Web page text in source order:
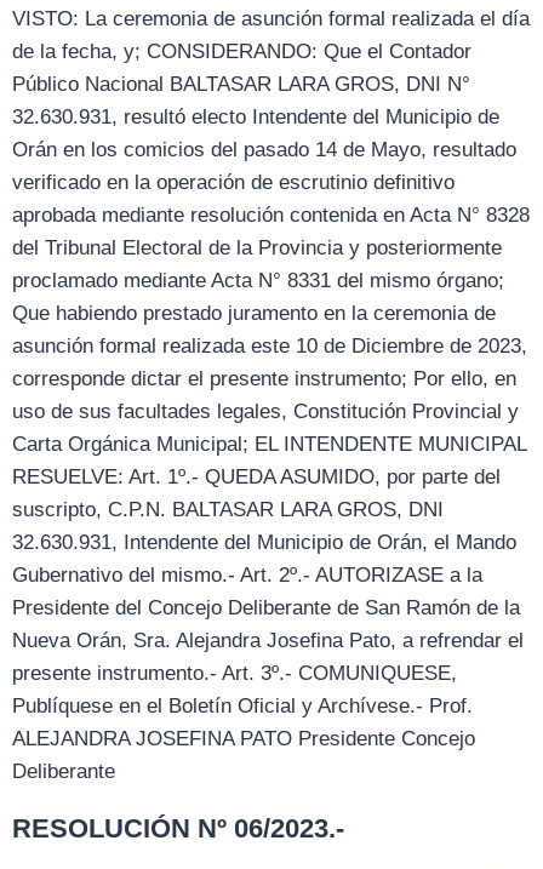
VISTO: La ceremonia de asunción formal realizada el día
de la fecha, y; CONSIDERANDO: Que el Contador
Público Nacional BALTASAR LARA GROS, DNI N°
32.630.931, resultó electo Intendente del Municipio de
Orán en los comicios del pasado 14 de Mayo, resultado
verificado en la operación de escrutinio definitivo
aprobada mediante resolución contenida en Acta N° 8328
del Tribunal Electoral de la Provincia y posteriormente
proclamado mediante Acta N° 8331 del mismo órgano;
Que habiendo prestado juramento en la ceremonia de
asunción formal realizada este 10 de Diciembre de 2023,
corresponde dictar el presente instrumento; Por ello, en
uso de sus facultades legales, Constitución Provincial y
Carta Orgánica Municipal; EL INTENDENTE MUNICIPAL
RESUELVE: Art. 1º.- QUEDA ASUMIDO, por parte del
suscripto, C.P.N. BALTASAR LARA GROS, DNI
32.630.931, Intendente del Municipio de Orán, el Mando
Gubernativo del mismo.- Art. 2º.- AUTORIZASE a la
Presidente del Concejo Deliberante de San Ramón de la
Nueva Orán, Sra. Alejandra Josefina Pato, a refrendar el
presente instrumento.- Art. 3º.- COMUNIQUESE,
Publíquese en el Boletín Oficial y Archívese.- Prof.
ALEJANDRA JOSEFINA PATO Presidente Concejo
Deliberante
RESOLUCIÓN Nº 06/2023.-